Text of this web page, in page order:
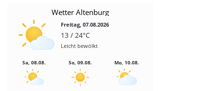
Wetter Altenburg
Freitag, 07.08.2026
13 / 24°C
Leicht bewölkt
Sa, 08.08. So, 09.08. Mo, 10.08.